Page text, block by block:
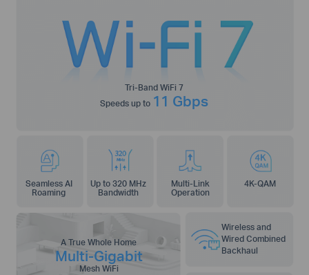
Tri-Band WiFi 7
Speeds up to 11 Gbps
Seamless AI
Roaming
Up to 320 MHz
Bandwidth
Multi-Link
Operation
4K-QAM
A True Whole Home
Multi-Gigabit
Mesh WiFi
Wireless and
Wired Combined
Backhaul